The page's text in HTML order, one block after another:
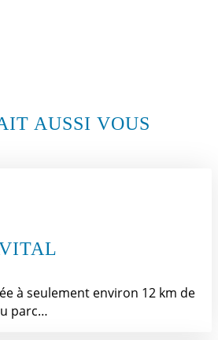
AUSSI VOUS
à seulement environ 12 km de
parc…